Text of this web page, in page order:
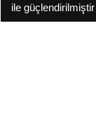
ile güçlendirilmiştir